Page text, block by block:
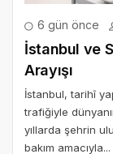
6 gün önce
İstanbul ve
Arayışı
İstanbul, tarihî
trafiğiyle
yıllarda şehrin
bakım amacıyla...